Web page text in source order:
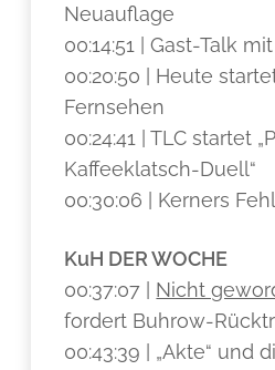
Neuauflage
00:14:51 | Gast-Talk mit
00:20:50 | Heute
Fernsehen
00:24:41 | TLC startet
Kaffeeklatsch-Duell“
00:30:06 | Kerners
KuH DER WOCHE
00:37:07 | Nicht
fordert Buhrow-
00:43:39 | „Akte“ und